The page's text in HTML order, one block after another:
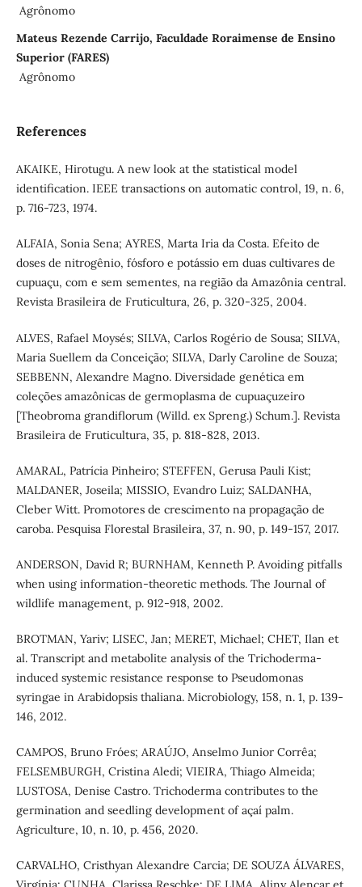
Agrônomo
Mateus Rezende Carrijo, Faculdade Roraimense de Ensino
Superior (FARES)
Agrônomo
References
AKAIKE, Hirotugu. A new look at the statistical model
identification. IEEE transactions on automatic control, 19, n. 6,
p. 716-723, 1974.
ALFAIA, Sonia Sena; AYRES, Marta Iria da Costa. Efeito de
doses de nitrogênio, fósforo e potássio em duas cultivares de
cupuaçu, com e sem sementes, na região da Amazônia central.
Revista Brasileira de Fruticultura, 26, p. 320-325, 2004.
ALVES, Rafael Moysés; SILVA, Carlos Rogério de Sousa; SILVA,
Maria Suellem da Conceição; SILVA, Darly Caroline de Souza;
SEBBENN, Alexandre Magno. Diversidade genética em
coleções amazônicas de germoplasma de cupuaçuzeiro
[Theobroma grandiflorum (Willd. ex Spreng.) Schum.]. Revista
Brasileira de Fruticultura, 35, p. 818-828, 2013.
AMARAL, Patrícia Pinheiro; STEFFEN, Gerusa Pauli Kist;
MALDANER, Joseila; MISSIO, Evandro Luiz; SALDANHA,
Cleber Witt. Promotores de crescimento na propagação de
caroba. Pesquisa Florestal Brasileira, 37, n. 90, p. 149-157, 2017.
ANDERSON, David R; BURNHAM, Kenneth P. Avoiding pitfalls
when using information-theoretic methods. The Journal of
wildlife management, p. 912-918, 2002.
BROTMAN, Yariv; LISEC, Jan; MERET, Michael; CHET, Ilan et
al. Transcript and metabolite analysis of the Trichoderma-
induced systemic resistance response to Pseudomonas
syringae in Arabidopsis thaliana. Microbiology, 158, n. 1, p. 139-
146, 2012.
CAMPOS, Bruno Fróes; ARAÚJO, Anselmo Junior Corrêa;
FELSEMBURGH, Cristina Aledi; VIEIRA, Thiago Almeida;
LUSTOSA, Denise Castro. Trichoderma contributes to the
germination and seedling development of açaí palm.
Agriculture, 10, n. 10, p. 456, 2020.
CARVALHO, Cristhyan Alexandre Carcia; DE SOUZA ÁLVARES,